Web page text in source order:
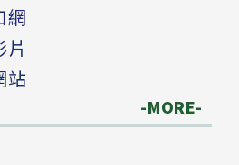
網
站
-MORE-